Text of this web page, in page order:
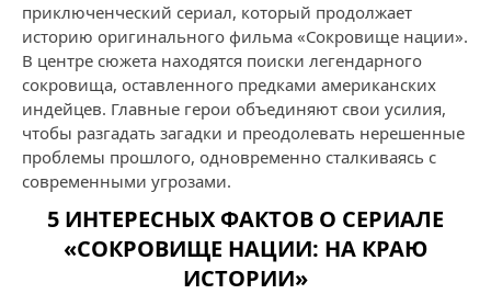
приключенческий сериал, который продолжает
историю оригинального фильма «Сокровище нации».
В центре сюжета находятся поиски легендарного
сокровища, оставленного предками американских
индейцев. Главные герои объединяют свои усилия,
чтобы разгадать загадки и преодолевать нерешенные
проблемы прошлого, одновременно сталкиваясь с
современными угрозами.
5 ИНТЕРЕСНЫХ ФАКТОВ О СЕРИАЛЕ
«СОКРОВИЩЕ НАЦИИ: НА КРАЮ
ИСТОРИИ»